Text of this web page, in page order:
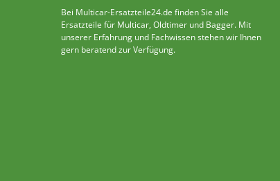
Bei Multicar-Ersatzteile24.de finden Sie alle
Ersatzteile für Multicar, Oldtimer und Bagger. Mit
unserer Erfahrung und Fachwissen stehen wir Ihnen
gern beratend zur Verfügung.